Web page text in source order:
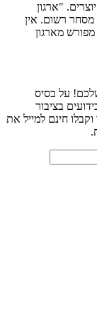
"ארגון
מסחר רשום. אין
מארגון
על בסיס
בציבור
חינם למייל את